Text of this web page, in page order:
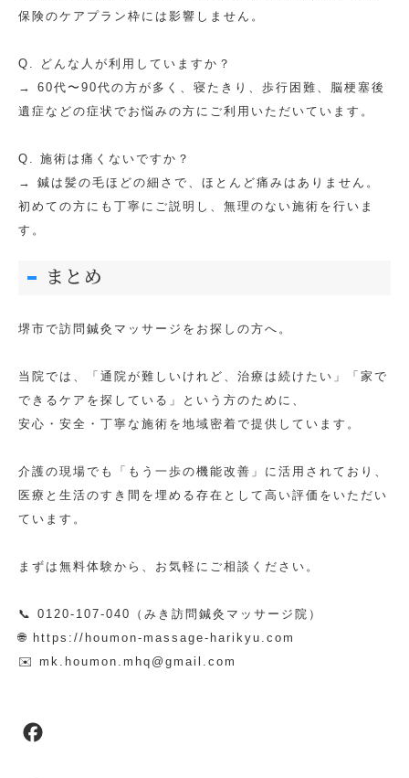
保険のケアプラン枠には影響しません。
Q. どんな人が利用していますか？
→ 60代〜90代の方が多く、寝たきり、歩行困難、脳梗塞後
遺症などの症状でお悩みの方にご利用いただいています。
Q. 施術は痛くないですか？
→ 鍼は髪の毛ほどの細さで、ほとんど痛みはありません。
初めての方にも丁寧にご説明し、無理のない施術を行いま
す。
まとめ
堺市で訪問鍼灸マッサージをお探しの方へ。
当院では、「通院が難しいけれど、治療は続けたい」「家で
できるケアを探している」という方のために、
安心・安全・丁寧な施術を地域密着で提供しています。
介護の現場でも「もう一歩の機能改善」に活用されており、
医療と生活のすき間を埋める存在として高い評価をいただい
ています。
まずは無料体験から、お気軽にご相談ください。
📞 0120-107-040（みき訪問鍼灸マッサージ院）
🌐 https://houmon-massage-harikyu.com
✉️ mk.houmon.mhq@gmail.com